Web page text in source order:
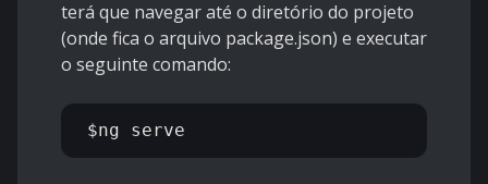
terá que navegar até o diretório do projeto
(onde fica o arquivo package.json) e executar
o seguinte comando: